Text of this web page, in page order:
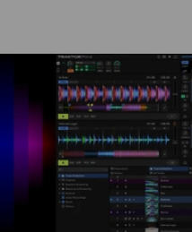
medios 0 en modal